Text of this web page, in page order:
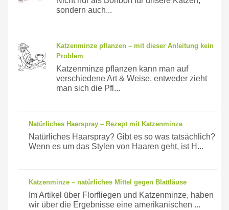
sondern auch...
Katzenminze pflanzen – mit dieser Anleitung kein
Problem
Katzenminze pflanzen kann man auf
verschiedene Art & Weise, entweder zieht
man sich die Pfl...
Natürliches Haarspray – Rezept mit Katzenminze
Natürliches Haarspray? Gibt es so was tatsächlich?
Wenn es um das Stylen von Haaren geht, ist H...
Katzenminze – natürliches Mittel gegen Blattläuse
Im Artikel über Florfliegen und Katzenminze, haben
wir über die Ergebnisse eine amerikanischen ...